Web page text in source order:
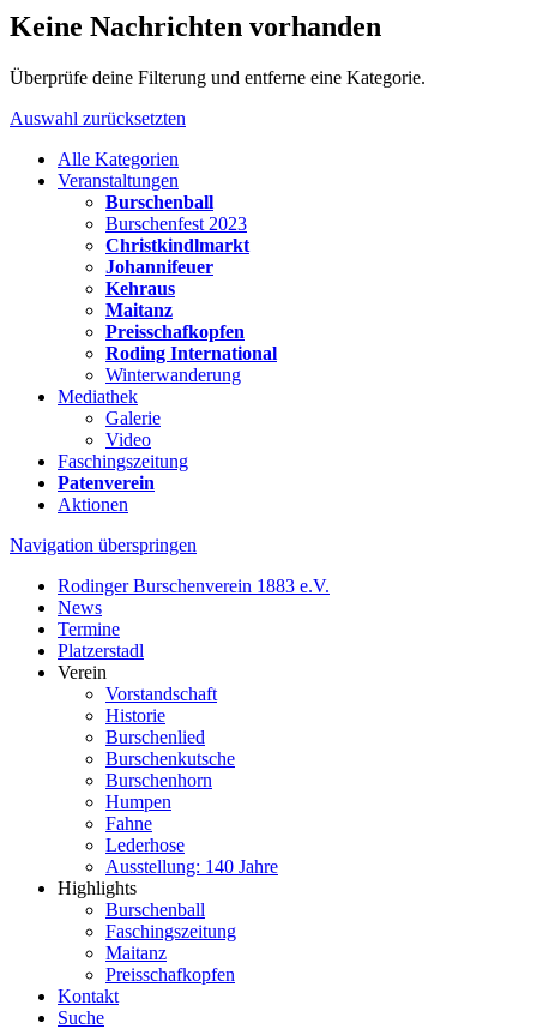
Keine Nachrichten vorhanden
Überprüfe deine Filterung und entferne eine Kategorie.
Auswahl zurücksetzten
Alle Kategorien
Veranstaltungen
Burschenball
Burschenfest 2023
Christkindlmarkt
Johannifeuer
Kehraus
Maitanz
Preisschafkopfen
Roding International
Winterwanderung
Mediathek
Galerie
Video
Faschingszeitung
Patenverein
Aktionen
Navigation überspringen
Rodinger Burschenverein 1883 e.V.
News
Termine
Platzerstadl
Verein
Vorstandschaft
Historie
Burschenlied
Burschenkutsche
Burschenhorn
Humpen
Fahne
Lederhose
Ausstellung: 140 Jahre
Highlights
Burschenball
Faschingszeitung
Maitanz
Preisschafkopfen
Kontakt
Suche